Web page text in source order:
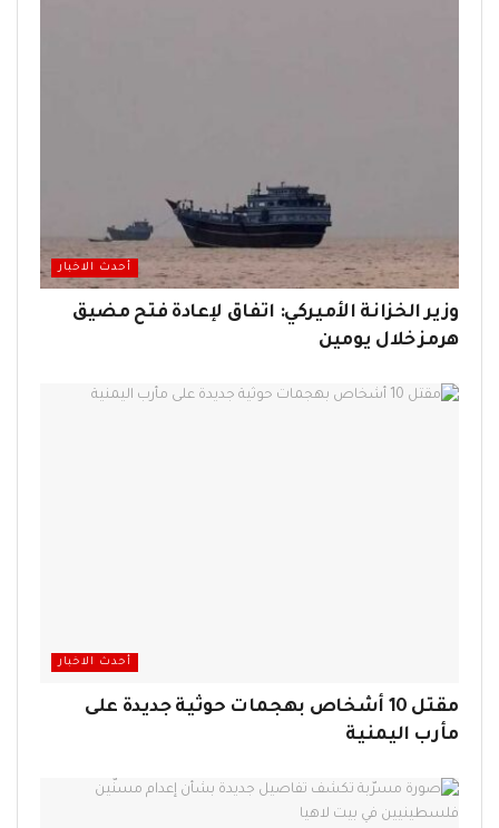
أحدث الاخبار
وزير الخزانة الأميركي: اتفاق لإعادة فتح مضيق
هرمز خلال يومين
أحدث الاخبار
مقتل 10 أشخاص بهجمات حوثية جديدة على
مأرب اليمنية